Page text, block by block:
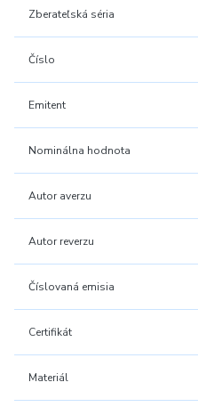
Zberateľská séria
Číslo
Emitent
Nominálna hodnota
Autor averzu
Autor reverzu
Číslovaná emisia
Certifikát
Materiál